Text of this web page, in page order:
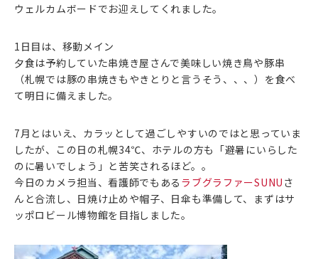
ウェルカムボードでお迎えしてくれました。
1日目は、移動メイン
夕食は予約していた串焼き屋さんで美味しい焼き鳥や豚串
（札幌では豚の串焼きもやきとりと言うそう、、、）を食べ
て明日に備えました。
7月とはいえ、カラッとして過ごしやすいのではと思っていま
したが、この日の札幌34℃、ホテルの方も「避暑にいらした
のに暑いでしょう」と苦笑されるほど。。
今日のカメラ担当、看護師でもある ラブグラファーSUNU さ
んと合流し、日焼け止めや帽子、日傘も準備して、まずはサ
ッポロビール博物館を目指しました。